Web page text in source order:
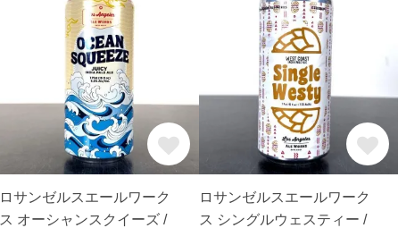
ロサンゼルスエールワーク
ス オーシャンスクイーズ /
ロサンゼルスエールワーク
ス シングルウェスティー /